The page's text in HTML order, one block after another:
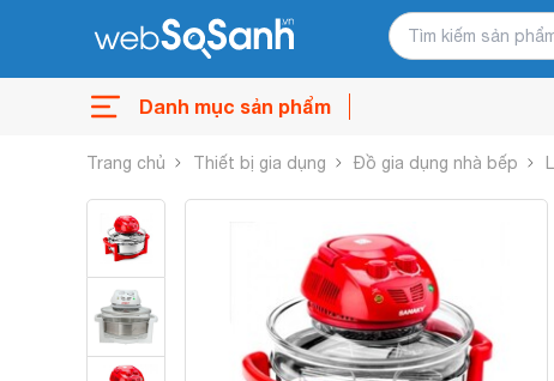
Danh mục sản phẩm
Trang chủ Thiết bị gia dụng Đồ gia dụng nhà bếp